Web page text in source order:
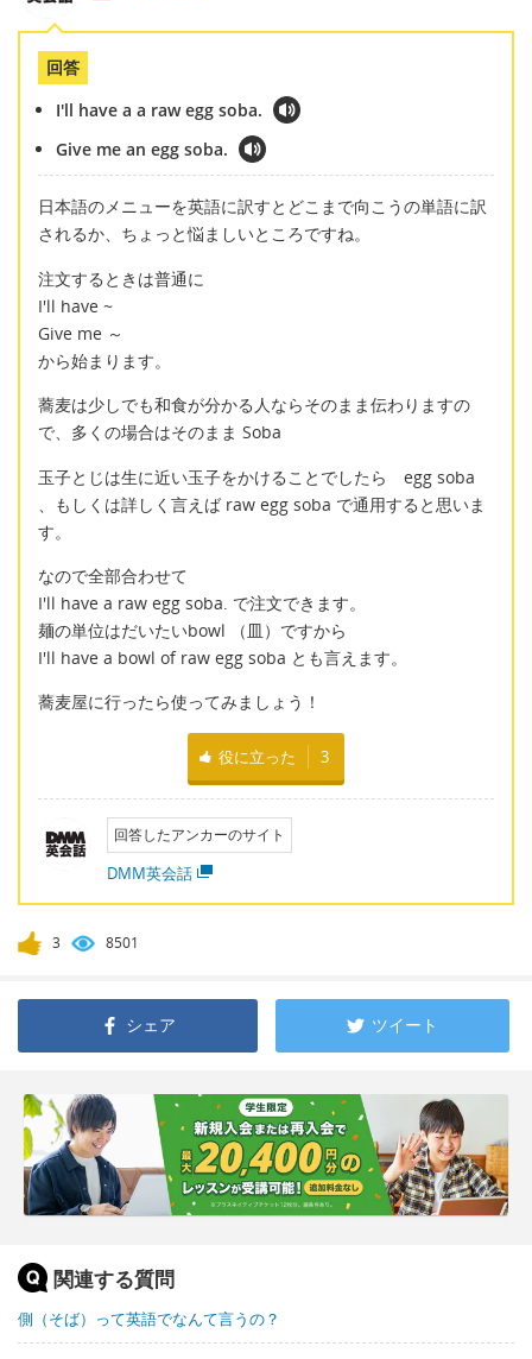
回答
I'll have a a raw egg soba.
Give me an egg soba.
日本語のメニューを英語に訳すとどこまで向こうの単語に訳
されるか、ちょっと悩ましいところですね。
注文するときは普通に
I'll have ~
Give me ～
から始まります。
蕎麦は少しでも和食が分かる人ならそのまま伝わりますの
で、多くの場合はそのまま Soba
玉子とじは生に近い玉子をかけることでしたら egg soba
、もしくは詳しく言えば raw egg soba で通用すると思いま
す。
なので全部合わせて
I'll have a raw egg soba. で注文できます。
麺の単位はだいたいbowl （皿）ですから
I'll have a bowl of raw egg soba とも言えます。
蕎麦屋に行ったら使ってみましょう！
役に立った 3
回答したアンカーのサイト
DMM英会話
3 8501
シェア ツイート
関連する質問
側（そば）って英語でなんて言うの？